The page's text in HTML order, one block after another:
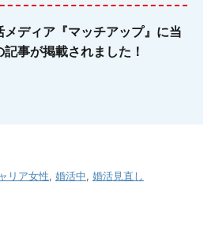
メディア『マッチアップ』に当
記事が掲載されました！
リア女性, 婚活中, 婚活見直し